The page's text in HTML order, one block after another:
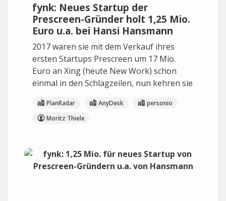
fynk: Neues Startup der
Prescreen-Gründer holt 1,25 Mio.
Euro u.a. bei Hansi Hansmann
2017 waren sie mit dem Verkauf ihres
ersten Startups Prescreen um 17 Mio.
Euro an Xing (heute New Work) schon
einmal in den Schlagzeilen, nun kehren sie
PlanRadar AnyDesk
personio
Moritz Thiele